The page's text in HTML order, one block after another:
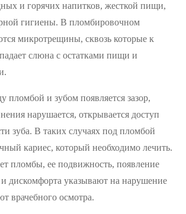
и горячих напитков, жесткой пищи,
гигиены. В пломбировочном
микротрещины, сквозь которые к
слюна с остатками пищи и
пломбой и зубом появляется зазор,
нарушается, открывается доступ
зуба. В таких случаях под пломбой
кариес, который необходимо лечить.
пломбы, ее подвижность, появление
и дискомфорта указывают на нарушение
врачебного осмотра.